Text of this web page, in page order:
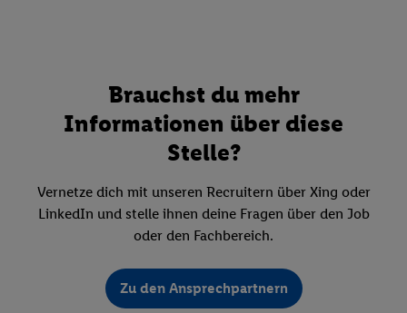
Brauchst du mehr
Informationen über diese
Stelle?
Vernetze dich mit unseren Recruitern über Xing oder
LinkedIn und stelle ihnen deine Fragen über den Job
oder den Fachbereich.
Zu den Ansprechpartnern